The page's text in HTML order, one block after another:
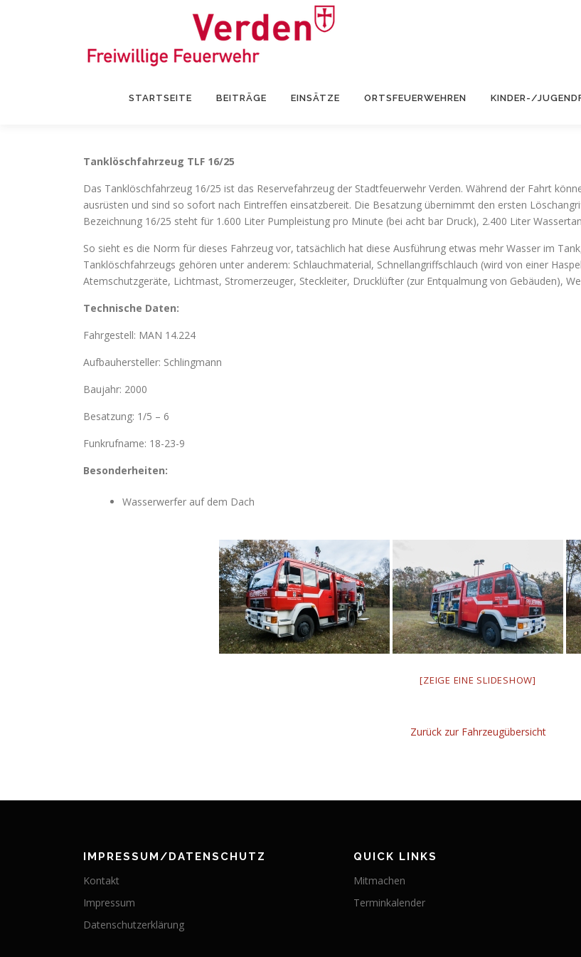
STARTSEITE BEITRÄGE EINSÄTZE ORTSFEUERWEHREN KINDER-/
Tanklöschfahrzeug TLF 16/25
Das Tanklöschfahrzeug 16/25 ist das Reservefahrzeug der Stadtfeuerwehr Verden. Während der Fahrt
ausrüsten und sind so sofort nach Eintreffen einsatzbereit. Die Besatzung übernimmt den ersten
Bezeichnung 16/25 steht für 1.600 Liter Pumpleistung pro Minute (bei acht bar Druck), 2.400 Liter
So sieht es die Norm für dieses Fahrzeug vor, tatsächlich hat diese Ausführung etwas mehr Wasser im
Tanklöschfahrzeugs gehören unter anderem: Schlauchmaterial, Schnellangriffschlauch (wird von einer
Atemschutzgeräte, Lichtmast, Stromerzeuger, Steckleiter, Drucklüfter (zur Entqualmung von Gebäuden),
Technische Daten:
Fahrgestell: MAN 14.224
Aufbauhersteller: Schlingmann
Baujahr: 2000
Besatzung: 1/5 – 6
Funkrufname: 18-23-9
Besonderheiten:
Wasserwerfer auf dem Dach
[ZEIGE EINE SLIDESHOW]
Zurück zur Fahrzeugübersicht
IMPRESSUM/DATENSCHUTZ
Kontakt
Impressum
Datenschutzerklärung
QUICK LINKS
Mitmachen
Terminkalender